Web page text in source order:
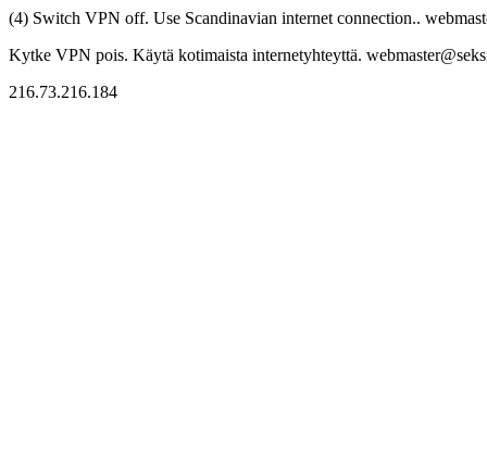
(4) Switch VPN off. Use Scandinavian internet connection..
Kytke VPN pois. Käytä kotimaista internetyhteyttä.
216.73.216.184